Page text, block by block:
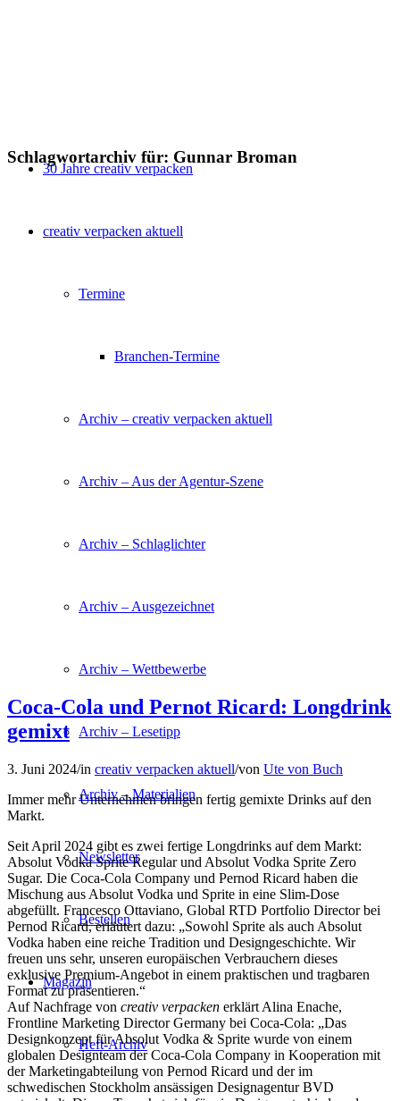
30 Jahre creativ verpacken
creativ verpacken aktuell
Termine
Branchen-Termine
Archiv – creativ verpacken aktuell
Archiv – Aus der Agentur-Szene
Archiv – Schlaglichter
Archiv – Ausgezeichnet
Archiv – Wettbewerbe
Archiv – Lesetipp
Archiv – Materialien
Newsletter
Bestellen
Magazin
Heft-Archiv
Schlagwortarchiv für: Gunnar Broman
Coca-Cola und Pernot Ricard: Longdrink
gemixt
3. Juni 2024/in creativ verpacken aktuell/von Ute von Buch
Immer mehr Unternehmen bringen fertig gemixte Drinks auf den
Markt.
Seit April 2024 gibt es zwei fertige Longdrinks auf dem Markt:
Absolut Vodka Sprite Regular und Absolut Vodka Sprite Zero
Sugar. Die Coca-Cola Company und Pernod Ricard haben die
Mischung aus Absolut Vodka und Sprite in eine Slim-Dose
abgefüllt. Francesco Ottaviano, Global RTD Portfolio Director bei
Pernod Ricard, erläutert dazu: „Sowohl Sprite als auch Absolut
Vodka haben eine reiche Tradition und Designgeschichte. Wir
freuen uns sehr, unseren europäischen Verbrauchern dieses
exklusive Premium-Angebot in einem praktischen und tragbaren
Format zu präsentieren.“
Auf Nachfrage von creativ verpacken erklärt Alina Enache,
Frontline Marketing Director Germany bei Coca-Cola: „Das
Designkonzept für Absolut Vodka & Sprite wurde von einem
globalen Designteam der Coca-Cola Company in Kooperation mit
der Marketingabteilung von Pernod Ricard und der im
schwedischen Stockholm ansässigen Designagentur BVD